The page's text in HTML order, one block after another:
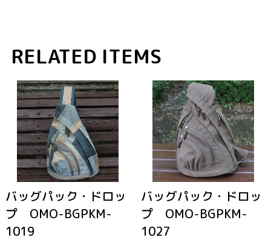
RELATED ITEMS
バッグパック・ドロッ
プ OMO-BGPKM-
1019
バッグパック・ドロッ
プ OMO-BGPKM-
1027